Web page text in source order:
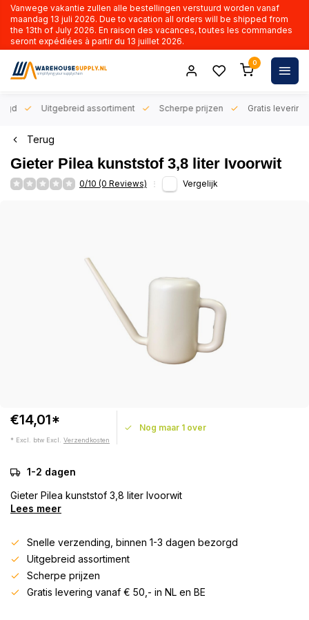
Vanwege vakantie zullen alle bestellingen verstuurd worden vanaf
maandag 13 juli 2026. Due to vacation all orders will be shipped from
the 13th of July 2026. En raison des vacances, toutes les commandes
seront expédiées à partir du 13 juillet 2026.
0
Uitgebreid assortiment Scherpe prijzen Gratis levering
Terug
Gieter Pilea kunststof 3,8 liter Ivoorwit
0/10 (0 Reviews) Vergelijk
€14,01*
* Excl. btw Excl. Verzendkosten
Nog maar 1 over
1-2 dagen
Gieter Pilea kunststof 3,8 liter Ivoorwit
Lees meer
Snelle verzending, binnen 1-3 dagen bezorgd
Uitgebreid assortiment
Scherpe prijzen
Gratis levering vanaf € 50,- in NL en BE